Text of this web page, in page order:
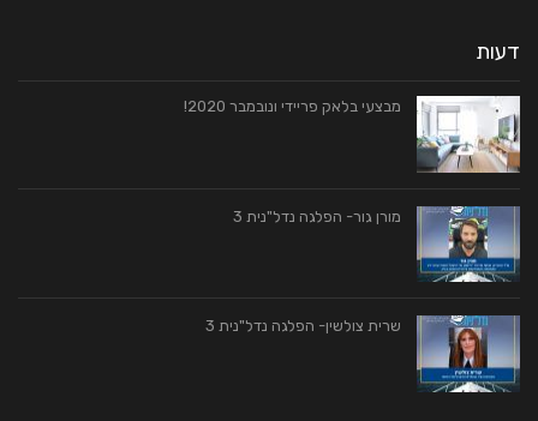
דעות
מבצעי בלאק פריידי ונובמבר 2020!
מורן גור- הפלגה נדל"נית 3
שרית צולשין- הפלגה נדל"נית 3